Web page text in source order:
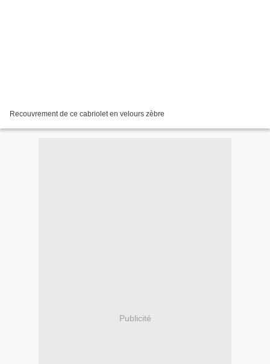
Recouvrement de ce cabriolet en velours zèbre
Publicité